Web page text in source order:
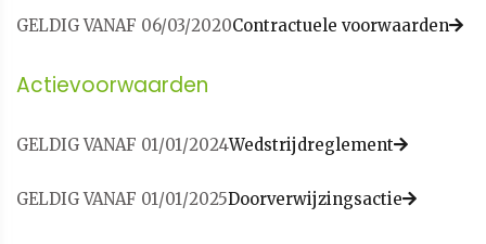
GELDIG VANAF 06/03/2020Contractuele voorwaarden
Actievoorwaarden
GELDIG VANAF 01/01/2024Wedstrijdreglement
GELDIG VANAF 01/01/2025Doorverwijzingsactie